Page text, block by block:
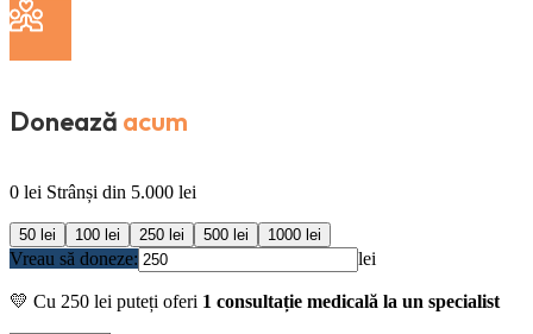
Donează acum
0 lei Strânși din 5.000 lei
50 lei 100 lei 250 lei 500 lei 1000 lei
Vreau să doneze: lei
💛 Cu 250 lei puteți oferi 1 consultație medicală la un specialist